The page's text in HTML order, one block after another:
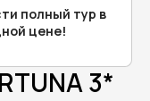
полный тур в
цене!
3*